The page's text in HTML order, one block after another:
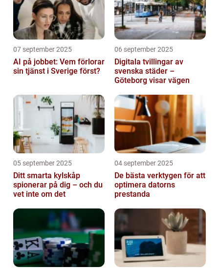
07 september 2025
AI på jobbet: Vem förlorar
sin tjänst i Sverige först?
06 september 2025
Digitala tvillingar av
svenska städer –
Göteborg visar vägen
05 september 2025
Ditt smarta kylskåp
spionerar på dig – och du
vet inte om det
04 september 2025
De bästa verktygen för att
optimera datorns
prestanda